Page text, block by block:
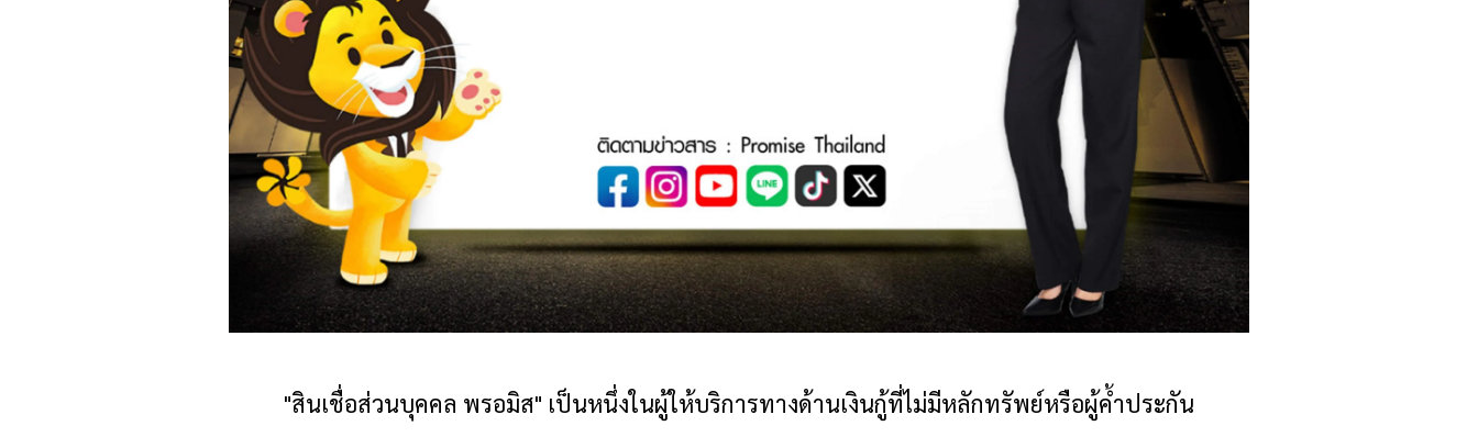
"สินเชื่อส่วนบุคคล พรอมิส" เป็นหนึ่งในผู้ให้บริการทางด้านเงินกู้ที่ไม่มีหลักทรัพย์หรือผู้ค้ำประกัน